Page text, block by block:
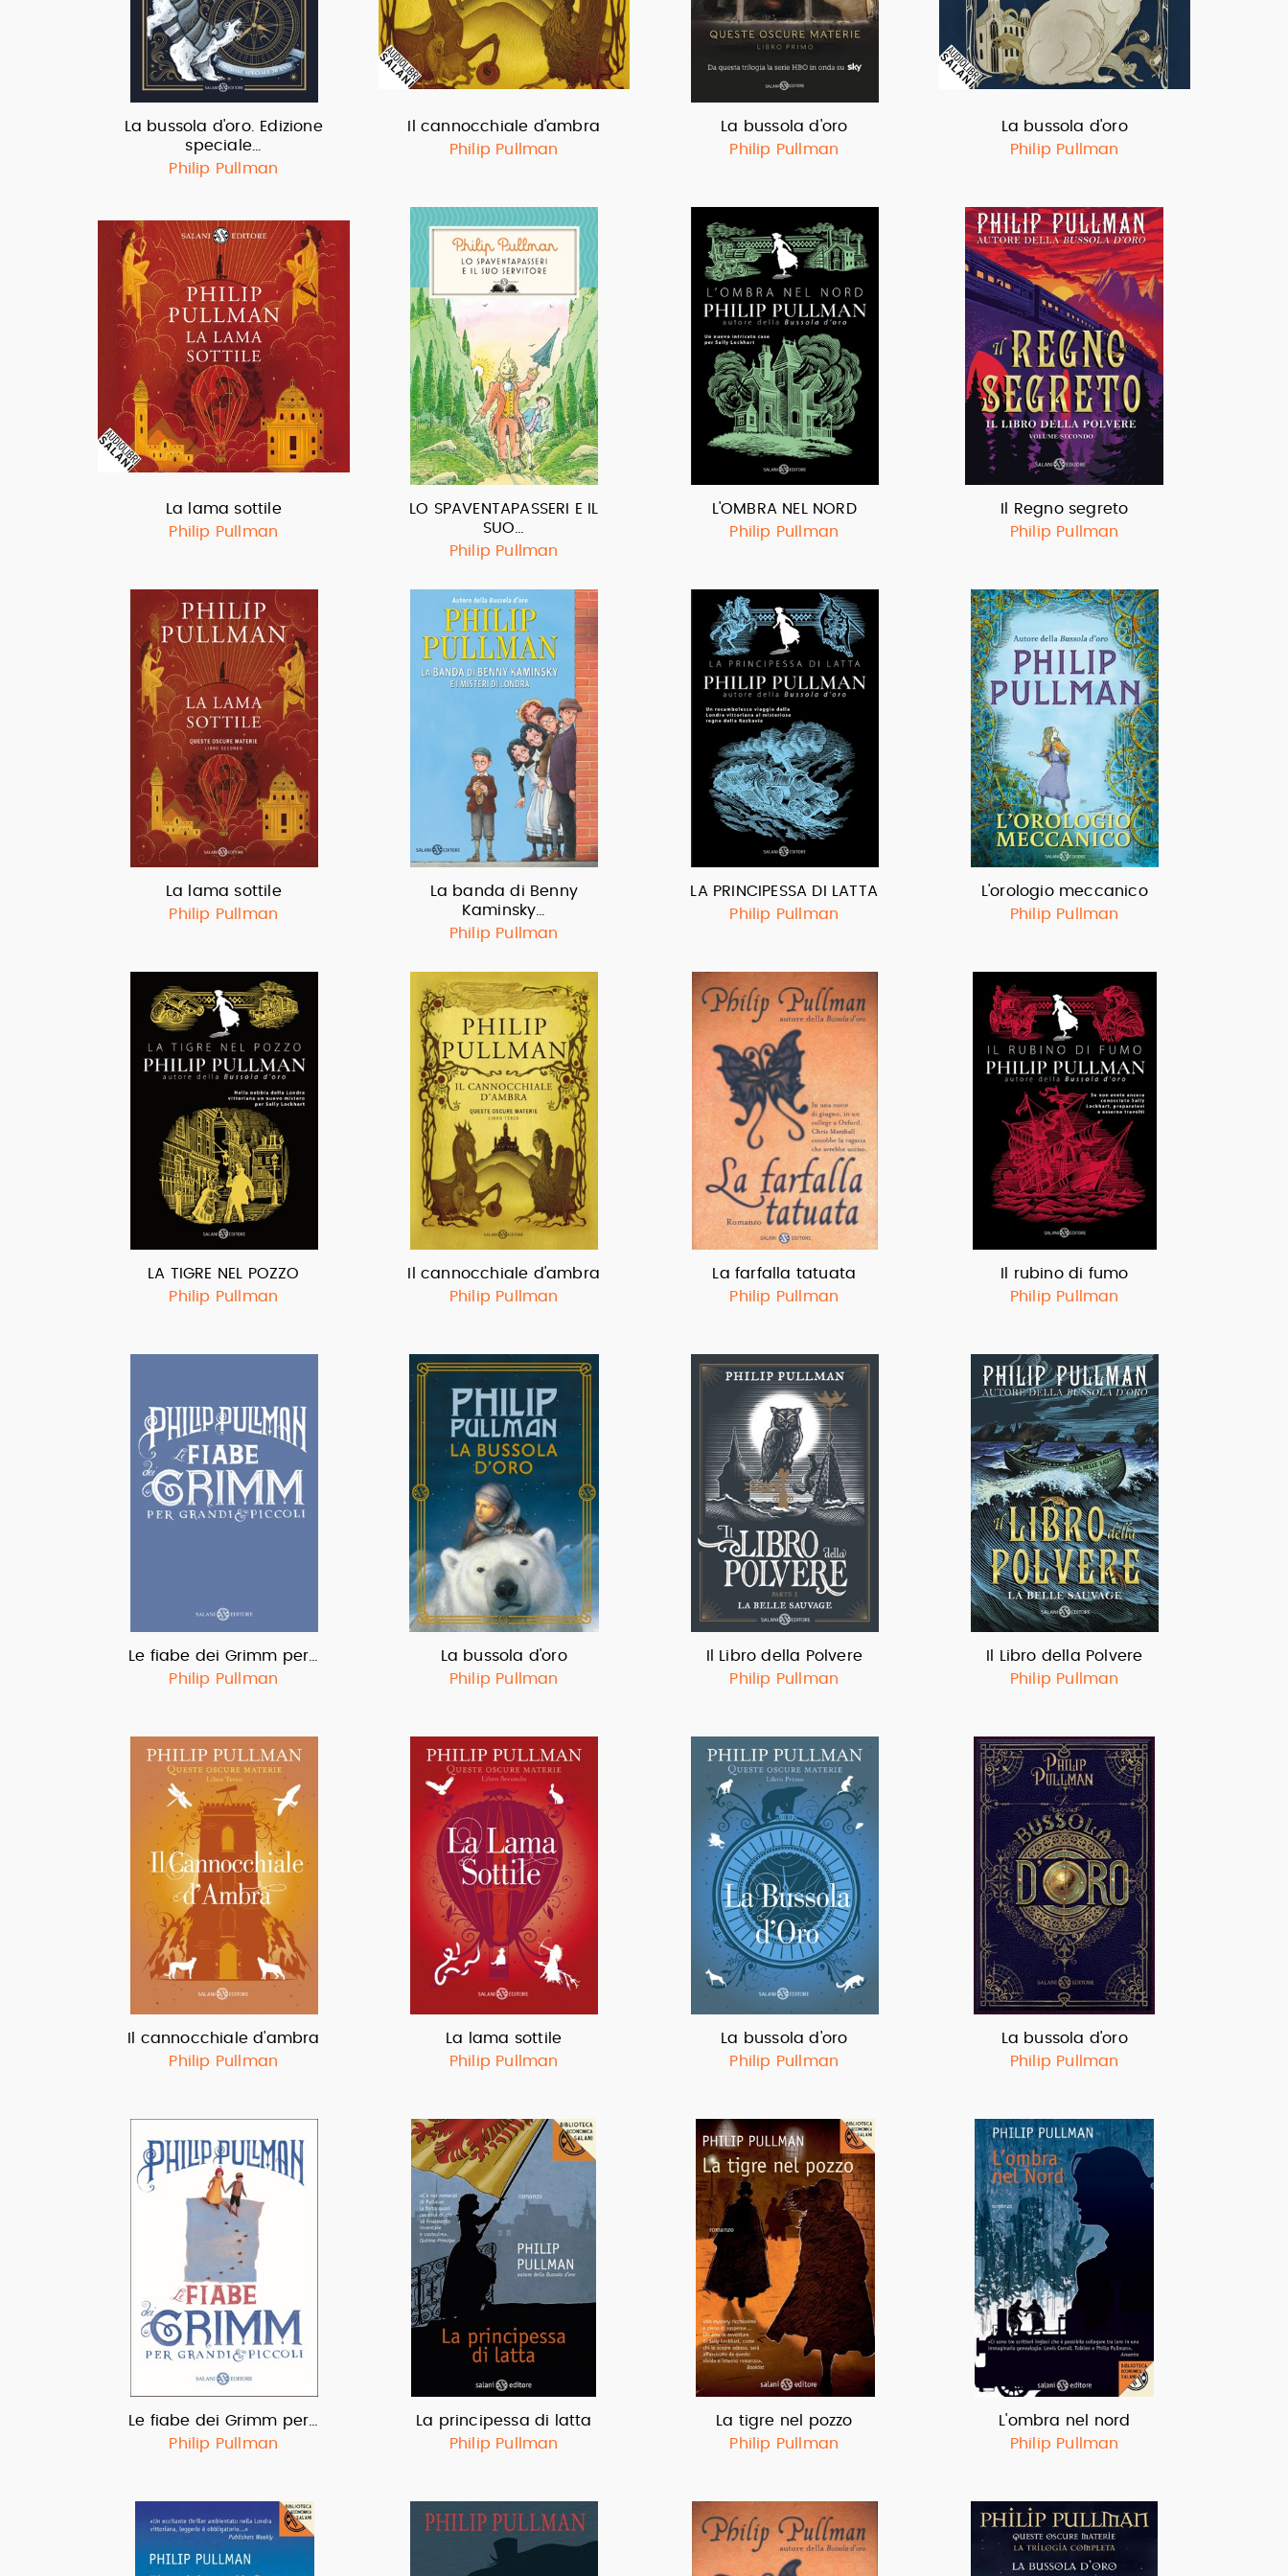
La bussola d'oro. Edizione
speciale…
Philip Pullman
Il cannocchiale d'ambra
Philip Pullman
La bussola d'oro
Philip Pullman
La bussola d'oro
Philip Pullman
La lama sottile
Philip Pullman
LO SPAVENTAPASSERI E IL
SUO…
Philip Pullman
L'OMBRA NEL NORD
Philip Pullman
Il Regno segreto
Philip Pullman
La lama sottile
Philip Pullman
La banda di Benny
Kaminsky…
Philip Pullman
LA PRINCIPESSA DI LATTA
Philip Pullman
L'orologio meccanico
Philip Pullman
LA TIGRE NEL POZZO
Philip Pullman
Il cannocchiale d'ambra
Philip Pullman
La farfalla tatuata
Philip Pullman
Il rubino di fumo
Philip Pullman
Le fiabe dei Grimm per…
Philip Pullman
La bussola d'oro
Philip Pullman
Il Libro della Polvere
Philip Pullman
Il Libro della Polvere
Philip Pullman
Il cannocchiale d'ambra
Philip Pullman
La lama sottile
Philip Pullman
La bussola d'oro
Philip Pullman
La bussola d'oro
Philip Pullman
Le fiabe dei Grimm per…
Philip Pullman
La principessa di latta
Philip Pullman
La tigre nel pozzo
Philip Pullman
L'ombra nel nord
Philip Pullman